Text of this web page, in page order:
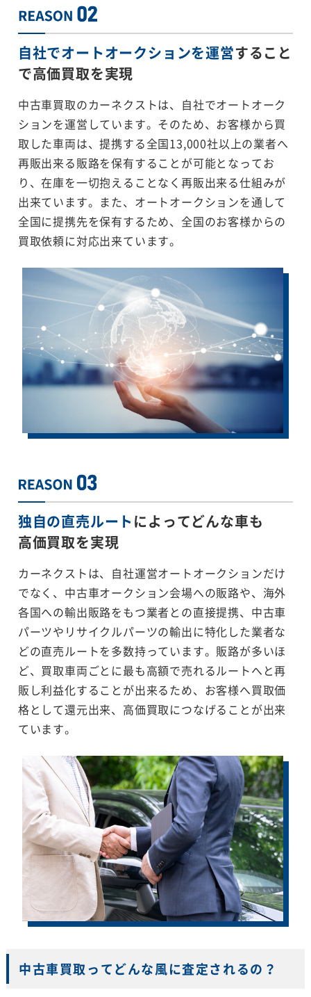
自社でオートオークションを運営すること
で高価買取を実現
中古車買取のカーネクストは、自社でオートオーク
ションを運営しています。そのため、お客様から買
取した車両は、提携する全国13,000社以上の業者へ
再販出来る販路を保有することが可能となってお
り、在庫を一切抱えることなく再販出来る仕組みが
出来ています。また、オートオークションを通して
全国に提携先を保有するため、全国のお客様からの
買取依頼に対応出来ています。
独自の直売ルートによってどんな車も
高価買取を実現
カーネクストは、自社運営オートオークションだけ
でなく、中古車オークション会場への販路や、海外
各国への輸出販路をもつ業者との直接提携、中古車
パーツやリサイクルパーツの輸出に特化した業者な
どの直売ルートを多数持っています。販路が多いほ
ど、買取車両ごとに最も高額で売れるルートへと再
販し利益化することが出来るため、お客様へ買取価
格として還元出来、高価買取につなげることが出来
ています。
中古車買取ってどんな風に査定されるの？